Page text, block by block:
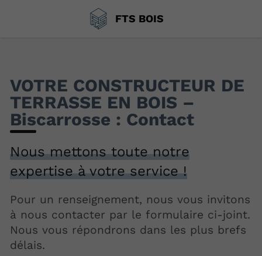
FTS BOIS
VOTRE CONSTRUCTEUR DE
TERRASSE EN BOIS –
Biscarrosse : Contact
Nous mettons toute notre
expertise à votre service !
Pour un renseignement, nous vous invitons
à nous contacter par le formulaire ci-joint.
Nous vous répondrons dans les plus brefs
délais.